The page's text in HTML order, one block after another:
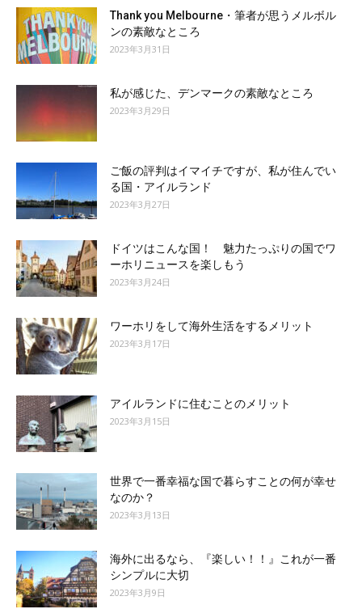
Thank you Melbourne・筆者が思うメルボル
ンの素敵なところ
2023年3月31日
私が感じた、デンマークの素敵なところ
2023年3月29日
ご飯の評判はイマイチですが、私が住んでい
る国・アイルランド
2023年3月27日
ドイツはこんな国！ 魅力たっぷりの国でワ
ーホリニュースを楽しもう
2023年3月24日
ワーホリをして海外生活をするメリット
2023年3月17日
アイルランドに住むことのメリット
2023年3月15日
世界で一番幸福な国で暮らすことの何が幸せ
なのか？
2023年3月13日
海外に出るなら、『楽しい！！』これが一番
シンプルに大切
2023年3月9日